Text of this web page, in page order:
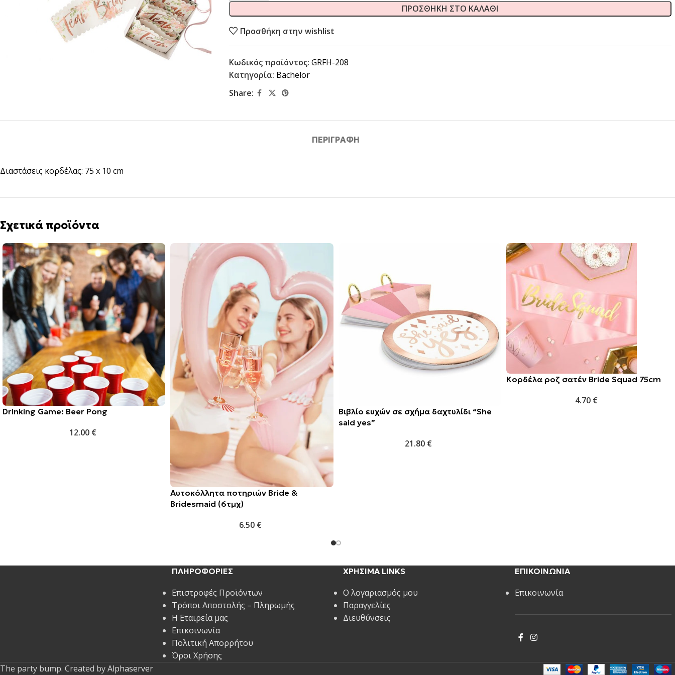
ΠΡΟΣΘΉΚΗ ΣΤΟ ΚΑΛΆΘΙ
Προσθήκη στην wishlist
Κωδικός προϊόντος: GRFH-208
Κατηγορία: Bachelor
Share:
ΠΕΡΙΓΡΑΦΉ
Διαστάσεις κορδέλας: 75 x 10 cm
Σχετικά προϊόντα
Drinking Game: Beer Pong
12.00 €
Αυτοκόλλητα ποτηριών Bride &
Bridesmaid (6τμχ)
6.50 €
Βιβλίο ευχών σε σχήμα δαχτυλίδι “She
said yes”
21.80 €
Κορδέλα ροζ σατέν Bride Squad 75cm
4.70 €
ΠΛΗΡΟΦΟΡΙΕΣ
Επιστροφές Προϊόντων
Τρόποι Αποστολής – Πληρωμής
Η Εταιρεία μας
Επικοινωνία
Πολιτική Απορρήτου
Όροι Χρήσης
ΧΡΗΣΙΜΑ LINKS
Ο λογαριασμός μου
Παραγγελίες
Διευθύνσεις
ΕΠΙΚΟΙΝΩΝΙΑ
Επικοινωνία
The party bump. Created byAlphaserver